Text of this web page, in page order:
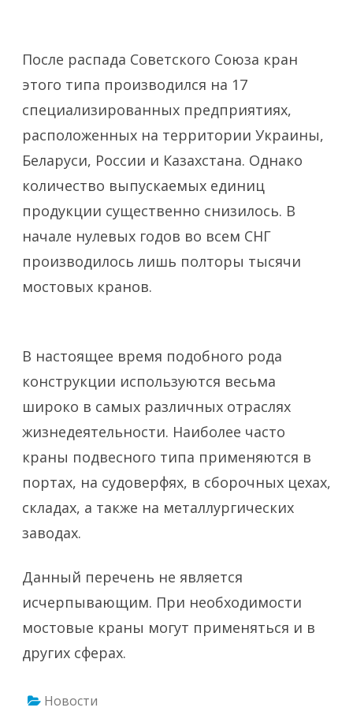
После распада Советского Союза кран
этого типа производился на 17
специализированных предприятиях,
расположенных на территории Украины,
Беларуси, России и Казахстана. Однако
количество выпускаемых единиц
продукции существенно снизилось. В
начале нулевых годов во всем СНГ
производилось лишь полторы тысячи
мостовых кранов.
В настоящее время подобного рода
конструкции используются весьма
широко в самых различных отраслях
жизнедеятельности. Наиболее часто
краны подвесного типа применяются в
портах, на судоверфях, в сборочных цехах,
складах, а также на металлургических
заводах.
Данный перечень не является
исчерпывающим. При необходимости
мостовые краны могут применяться и в
других сферах.
Новости